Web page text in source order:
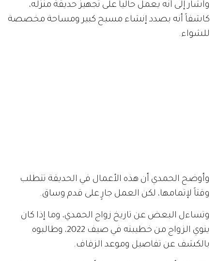
وأشار إلى أنه يعمل حالياً على تجهيز حديقة منزله،
كاشفاً أنه بصدد إنشاء مسبح كبير ومساحة مخصصة
للشواء.
وأوضح الحمدي أن هذه الأعمال في الحديقة تتطلب
وقتاً لإتمامها، لكن العمل جارٍ على قدم وساق.
وتساءل البعض عن تاريخ زواج الحمدي، وما إذا كان
ينوي الزواج من خطيبته في صيف 2022، وطالبوه
بالكشف عن تفاصيل وموعد الزفاف.